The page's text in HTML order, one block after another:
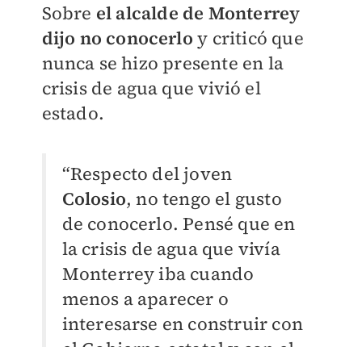
Sobre el alcalde de Monterrey
dijo no conocerlo y criticó que
nunca se hizo presente en la
crisis de agua que vivió el
estado.
“Respecto del joven
Colosio, no tengo el gusto
de conocerlo. Pensé que en
la crisis de agua que vivía
Monterrey iba cuando
menos a aparecer o
interesarse en construir con